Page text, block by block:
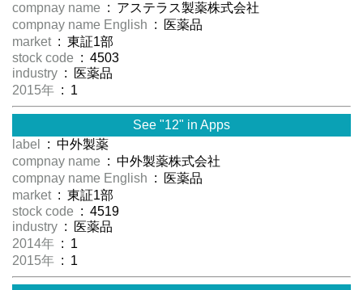
compnay name : アステラス製薬株式会社
compnay name English : 医薬品
market : 東証1部
stock code : 4503
industry : 医薬品
2015年 : 1
See "12" in Apps
label
: 中外製薬
compnay name : 中外製薬株式会社
compnay name English : 医薬品
market : 東証1部
stock code : 4519
industry : 医薬品
2014年 : 1
2015年 : 1